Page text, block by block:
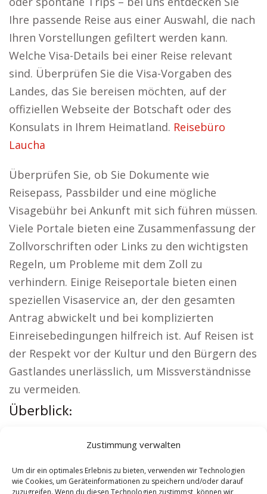
Zustimmung verwalten
Um dir ein optimales Erlebnis zu bieten, verwenden wir Technologien
wie Cookies, um Geräteinformationen zu speichern und/oder darauf
zuzugreifen. Wenn du diesen Technologien zustimmst, können wir
Ihre passende Reise aus einer Auswahl, die nach
Ihren Vorstellungen gefiltert werden kann.
Welche Visa-Details bei einer Reise relevant
sind. Überprüfen Sie die Visa-Vorgaben des
Landes, das Sie bereisen möchten, auf der
offiziellen Webseite der Botschaft oder des
Konsulats in Ihrem Heimatland. Reisebüro
Laucha
Überprüfen Sie, ob Sie Dokumente wie
Reisepass, Passbilder und eine mögliche
Visagebühr bei Ankunft mit sich führen müssen.
Viele Portale bieten eine Zusammenfassung der
Zollvorschriften oder Links zu den wichtigsten
Regeln, um Probleme mit dem Zoll zu
verhindern. Einige Reiseportale bieten einen
speziellen Visaservice an, der den gesamten
Antrag abwickelt und bei komplizierten
Einreisebedingungen hilfreich ist. Auf Reisen ist
der Respekt vor der Kultur und den Bürgern des
Gastlandes unerlässlich, um Missverständnisse
zu vermeiden.
Überblick:
Sicherheitsdienst Franzburg|Versicherung
Franzburg|Hundeschule Franzburg|
Schamane Franzburg|Reisebüro Franzburg